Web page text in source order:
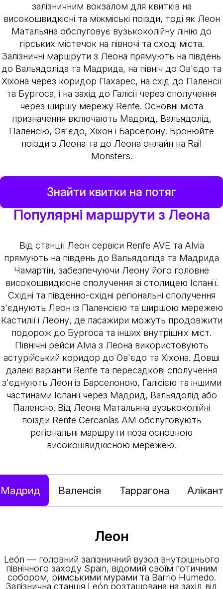
залізничним вокзалом для квитків на
високошвидкісні та міжміські поїзди, тоді як Леон
Матальяна обслуговує вузькоколійну лінію до
гірських містечок на півночі та сході міста.
Залізничні маршрути з Леона прямують на південь
до Вальядоліда та Мадрида, на північ до Ов'єдо та
Хіхона через коридор Пахарес, на схід до Паленсії
та Бургоса, і на захід до Галісії через сполучення
через ширшу мережу Renfe. Основні міста
призначення включають Мадрид, Вальядолід,
Паленсію, Ов'єдо, Хіхон і Барселону. Бронюйте
поїзди з Леона та до Леона онлайн на Rail
Monsters.
Знайти квитки на потяг
Популярні маршрути з Леона
Від станції Леон сервіси Renfe AVE та Alvia
прямують на південь до Вальядоліда та Мадрида
Чамартін, забезпечуючи Леону його головне
високошвидкісне сполучення зі столицею Іспанії.
Східні та південно-східні регіональні сполучення
з'єднують Леон із Паленсією та ширшою мережею
Кастилії і Леону, де пасажири можуть продовжити
подорож до Бургоса та інших внутрішніх міст.
Північні рейси Alvia з Леона використовують
астурійський коридор до Ов'єдо та Хіхона. Довші
далекі варіанти Renfe та пересадкові сполучення
з'єднують Леон із Барселоною, Галісією та іншими
частинами Іспанії через Мадрид, Вальядолід або
Паленсію. Від Леона Матальяна вузькоколійні
поїзди Renfe Cercanías AM обслуговують
регіональні маршрути поза основною
високошвидкісною мережею.
Мадрид Валенсія Таррагона
Леон
León — головний залізничний вузол внутрішнього
північного заходу Spain, відомий своїм готичним
собором, римськими мурами та Barrio Humedo.
Залізнична станція León розташована на захід від